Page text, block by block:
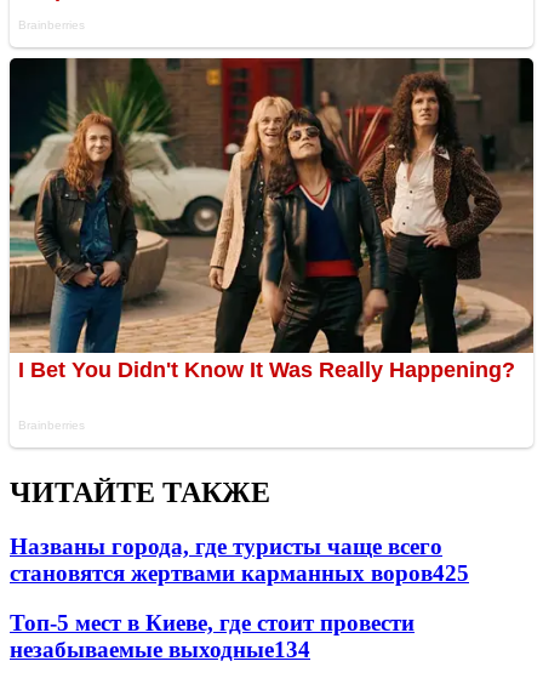
ЧИТАЙТЕ ТАКЖЕ
Названы города, где туристы чаще всего
становятся жертвами карманных воров425
Топ-5 мест в Киеве, где стоит провести
незабываемые выходные134